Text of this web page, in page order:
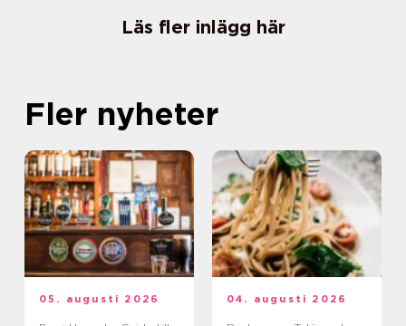
Läs fler inlägg här
Fler nyheter
05. augusti 2026 04. augusti 2026